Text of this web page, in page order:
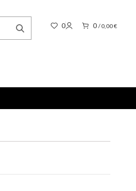
0 0/0,00€